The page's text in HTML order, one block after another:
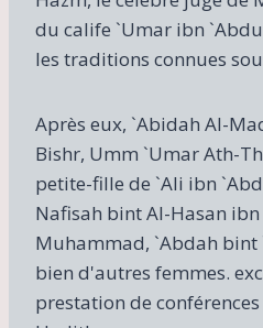
du calife `Umar ibn
les traditions connues
Après eux, `Abidah Al-
Bishr, Umm `Umar Ath-
petite-fille de `Ali ibn
Nafisah bint Al-Hasan
Muhammad, `Abdah bint
bien d'autres femmes.
prestation de